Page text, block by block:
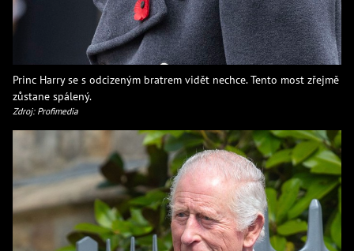
Princ Harry se s odcizeným bratrem vidět nechce. Tento most zřejmě
zůstane spálený.
Zdroj: Profimedia